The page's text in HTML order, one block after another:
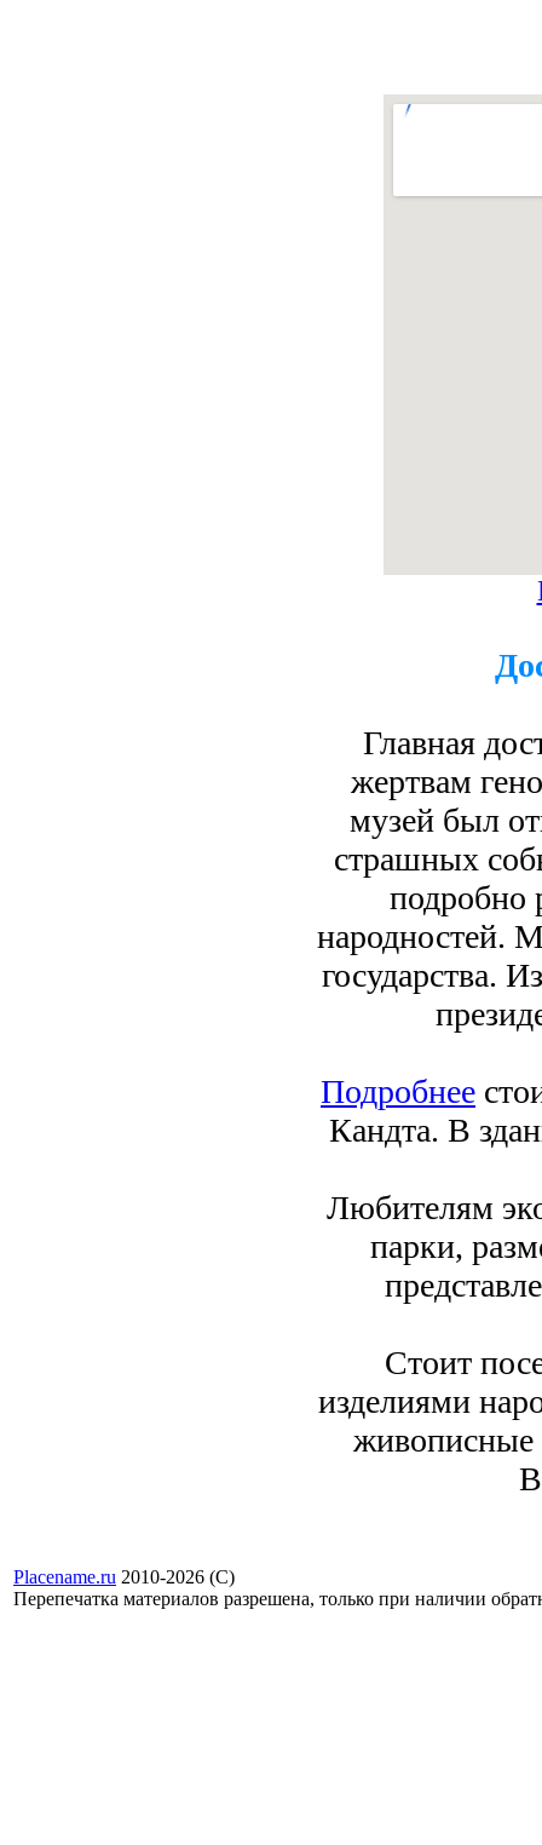
Главная
жертвам
музей был
страшных
подробно
народностей.
государства.
Подробнее
Кандта. В
Любителям
парки,
Стоит
изделиями
живописные
Placename.ru 2010-2026 (С)
Перепечатка материалов разрешена, только при наличии